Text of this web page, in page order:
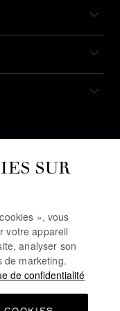
SUR
», vous
votre appareil
analyser son
de marketing.
de confidentialité